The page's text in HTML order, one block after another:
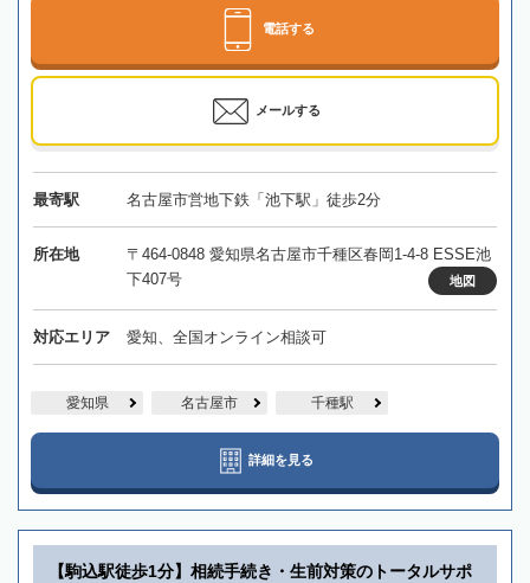
電話する
メールする
最寄駅 名古屋市営地下鉄「池下駅」徒歩2分
所在地
〒464-0848 愛知県名古屋市千種区春岡1-4-8 ESSE池
下407号
地図
対応エリア 愛知、全国オンライン相談可
愛知県 名古屋市 千種駅
詳細を見る
【駒込駅徒歩1分】相続手続き・生前対策のトータルサポ